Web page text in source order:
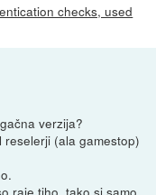
checks, used
verzija?
(ala gamestop)
raje tiho, tako si samo